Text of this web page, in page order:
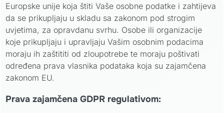
Europske unije koja štiti Vaše osobne podatke i zahtijeva
da se prikupljaju u skladu sa zakonom pod strogim
uvjetima, za opravdanu svrhu. Osobe ili organizacije
koje prikupljaju i upravljaju Vašim osobnim podacima
moraju ih zaštititi od zloupotrebe te moraju poštivati
određena prava vlasnika podataka koja su zajamčena
zakonom EU.
Prava zajamčena GDPR regulativom: